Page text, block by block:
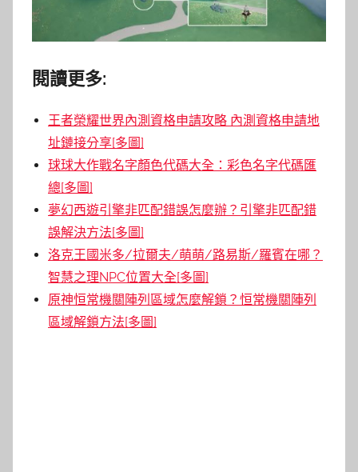
閱讀更多:
王者榮耀世界內測資格申請攻略 內測資格申請地
址鏈接分享[多圖]
球球大作戰名字顏色代碼大全：彩色名字代碼匯
總[多圖]
夢幻西遊引擎非匹配錯誤怎麼辦？引擎非匹配錯
誤解決方法[多圖]
洛克王國米多/拉爾夫/萌萌/路易斯/羅賓在哪？
智慧之理NPC位置大全[多圖]
原神恒常機關陣列區域怎麼解鎖？恒常機關陣列
區域解鎖方法[多圖]